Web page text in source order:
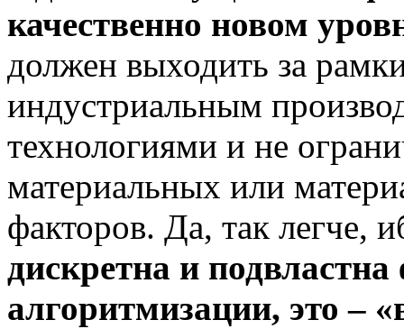
качественно новом
должен выходить за
индустриальным
технологиями и не
материальных или
факторов. Да, так легче,
дискретна и
алгоритмизации, это –